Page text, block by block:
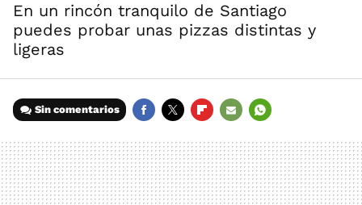
En un rincón tranquilo de Santiago
puedes probar unas pizzas distintas y
ligeras
Sin comentarios
MAIL